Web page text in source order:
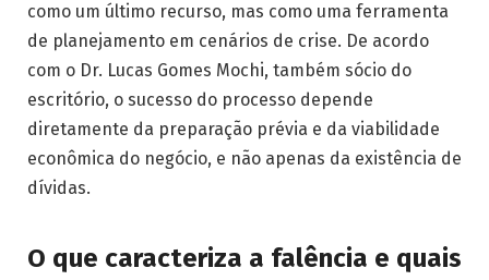
como um último recurso, mas como uma ferramenta
de planejamento em cenários de crise. De acordo
com o Dr. Lucas Gomes Mochi, também sócio do
escritório, o sucesso do processo depende
diretamente da preparação prévia e da viabilidade
econômica do negócio, e não apenas da existência de
dívidas.
O que caracteriza a falência e quais